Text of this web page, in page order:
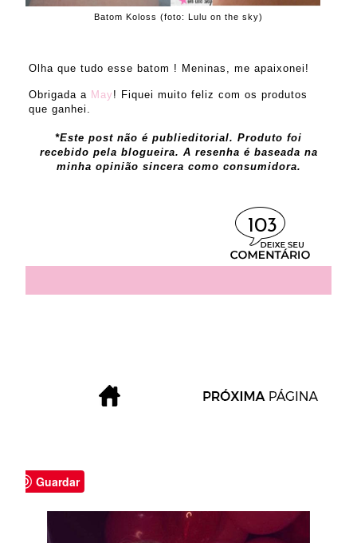
Batom Koloss (foto: Lulu on the sky)
Olha que tudo esse batom ! Meninas, me apaixonei!
Obrigada a May ! Fiquei muito feliz com os produtos
que ganhei.
*Este post não é publieditorial. Produto foi
recebido pela blogueira. A resenha é baseada na
minha opinião sincera como consumidora.
103
Guardar